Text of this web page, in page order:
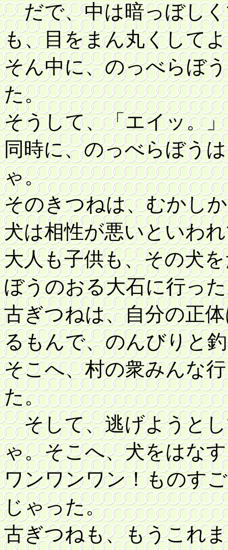
だで、中は暗っぼし
も、目をまん丸くして
そん中に、のっべらぼ
た。
そうして、「エイッ。
同時に、のっべらぼう
ゃ。
そのきつねは、むかし
犬は相性が悪いといわ
大人も子供も、その犬
ぼうのおる大石に行っ
古ぎつねは、自分の正
るもんで、のんびりと
そこへ、村の衆みんな
た。
そして、逃げようとし
ゃ。そこへ、犬をはな
ワンワンワン！ものす
じゃった。
古ぎつねも、もうこれ